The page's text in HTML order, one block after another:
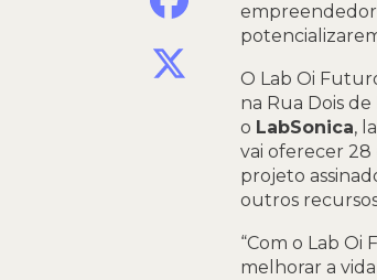
O Lab Oi
na Rua Dois
o LabSonica,
vai oferecer
projeto
outros
“Com o Lab
melhorar a